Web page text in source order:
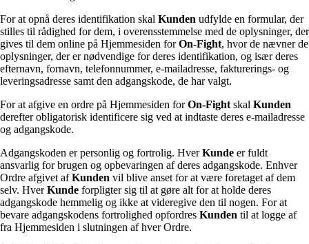
For at opnå deres identifikation skal Kunden udfylde en formular, der
stilles til rådighed for dem, i overensstemmelse med de oplysninger, der
gives til dem online på Hjemmesiden forOn-Fight, hvor de nævner de
oplysninger, der er nødvendige for deres identifikation, og især deres
efternavn, fornavn, telefonnummer, e-mailadresse, fakturerings- og
leveringsadresse samt den adgangskode, de har valgt.
For at afgive en ordre på Hjemmesiden forOn-Fight skal Kunden
derefter obligatorisk identificere sig ved at indtaste deres e-mailadresse
og adgangskode.
Adgangskoden er personlig og fortrolig. HverKunde er fuldt
ansvarlig for brugen og opbevaringen af deres adgangskode. Enhver
Ordre afgivet afKunden vil blive anset for at være foretaget af dem
selv. HverKunde forpligter sig til at gøre alt for at holde deres
adgangskode hemmelig og ikke at videregive den til nogen. For at
bevare adgangskodens fortrolighed opfordres Kunden til at logge af
fra Hjemmesiden i slutningen af hver Ordre.